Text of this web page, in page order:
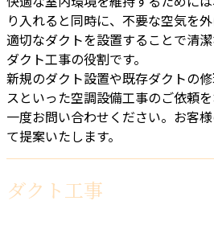
り入れると同時に、不要な空気を
適切なダクトを設置することで清
ダクト工事の役割です。
新規のダクト設置や既存ダクトの
スといった空調設備工事のご依頼
一度お問い合わせください。お客
て提案いたします。
ダクト工事